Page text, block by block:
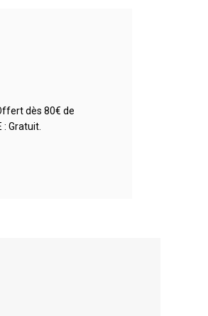
dès 80€ de
: Gratuit.